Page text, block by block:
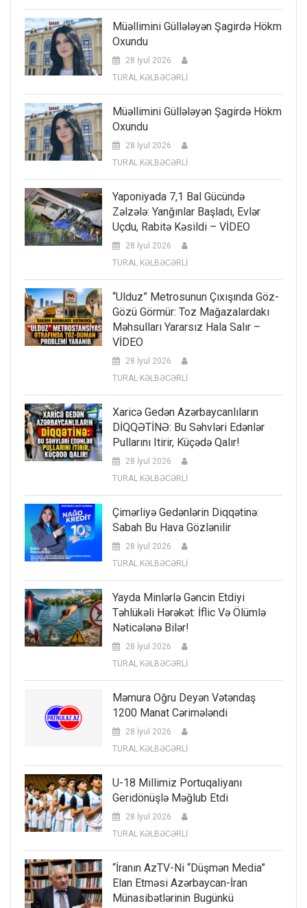
Müəllimini Güllələyən Şagirdə Hökm
Oxundu
28 İyul 2026
TURAL KƏLBƏCƏRLİ
Müəllimini Güllələyən Şagirdə Hökm
Oxundu
28 İyul 2026
TURAL KƏLBƏCƏRLİ
Yaponiyada 7,1 Bal Gücündə
Zəlzələ: Yanğınlar Başladı, Evlər
Uçdu, Rabitə Kəsildi – VİDEO
28 İyul 2026
TURAL KƏLBƏCƏRLİ
“Ulduz” Metrosunun Çıxışında Göz-
Gözü Görmür: Toz Mağazalardakı
Məhsulları Yararsız Hala Salır –
VİDEO
28 İyul 2026
TURAL KƏLBƏCƏRLİ
Xaricə Gedən Azərbaycanlıların
DİQQƏTİNƏ: Bu Səhvləri Edənlər
Pullarını Itirir, Küçədə Qalır!
28 İyul 2026
TURAL KƏLBƏCƏRLİ
Çimərliyə Gedənlərin Diqqətinə:
Sabah Bu Hava Gözlənilir
28 İyul 2026
TURAL KƏLBƏCƏRLİ
Yayda Minlərlə Gəncin Etdiyi
Təhlükəli Hərəkət: İflic Və Ölümlə
Nəticələnə Bilər!
28 İyul 2026
TURAL KƏLBƏCƏRLİ
Məmura Oğru Deyən Vətəndaş
1200 Manat Cərimələndi
28 İyul 2026
TURAL KƏLBƏCƏRLİ
U-18 Millimiz Portuqaliyanı
Geridönüşlə Məğlub Etdi
28 İyul 2026
TURAL KƏLBƏCƏRLİ
“İranın AzTV-Ni “düşmən Media”
Elan Etməsi Azərbaycan-İran
Münasibətlərinin Bugünkü